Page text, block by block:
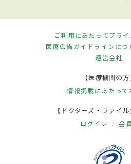
ご利用にあたってプラ
医療広告ガイドラインにつ
運営会社
【医療機関の方
情報掲載にあたって
【ドクターズ・ファイル
ログイン 会